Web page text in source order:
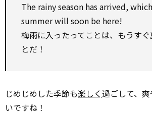
The rainy season has arrived,
summer will soon be here!
梅雨に入ったってことは、もうす
とだ！
じめじめした季節も楽しく過ごして、
いですね！